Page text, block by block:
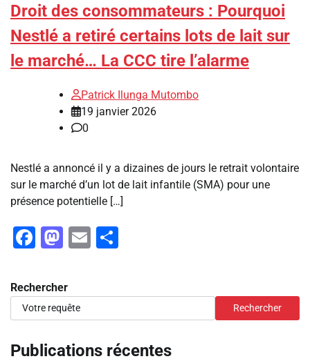
Droit des consommateurs : Pourquoi
Nestlé a retiré certains lots de lait sur
le marché… La CCC tire l’alarme
Patrick Ilunga Mutombo
19 janvier 2026
0
Nestlé a annoncé il y a dizaines de jours le retrait volontaire
sur le marché d’un lot de lait infantile (SMA) pour une
présence potentielle […]
Facebook
Mastodon
Email
Rechercher
Rechercher
Publications récentes